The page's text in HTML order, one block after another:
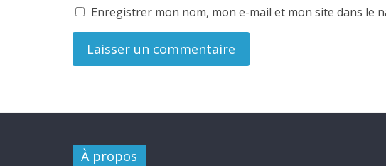
Enregistrer mon nom, mon e-mail et mon site dans le
À propos